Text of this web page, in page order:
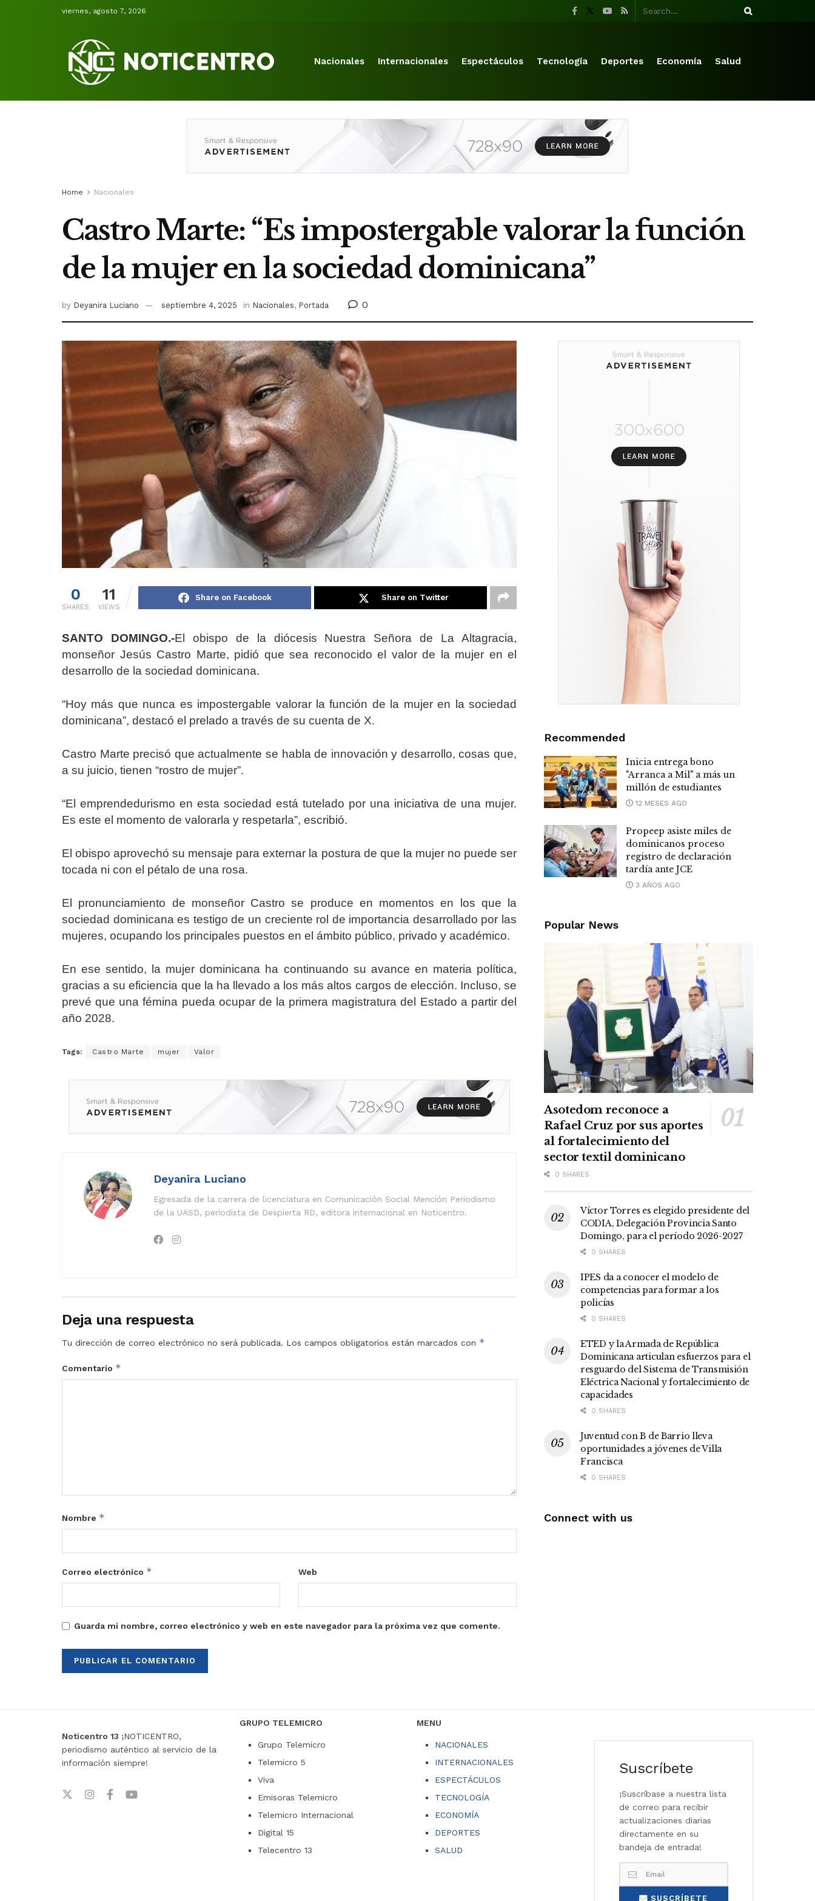
viernes, agosto 7, 2026
Nacionales Internacionales Espectáculos Tecnología Deportes Economía Salud
Home Nacionales
Castro Marte: “Es impostergable valorar la función
de la mujer en la sociedad dominicana”
by Deyanira Luciano septiembre 4, 2025 in Nacionales, Portada 0
0
SHARES
11
VIEWS
Share on Facebook Share on Twitter
SANTO DOMINGO.-El obispo de la diócesis Nuestra Señora de La Altagracia,
monseñor Jesús Castro Marte, pidió que sea reconocido el valor de la mujer en el
desarrollo de la sociedad dominicana.
“Hoy más que nunca es impostergable valorar la función de la mujer en la sociedad
dominicana”, destacó el prelado a través de su cuenta de X.
Castro Marte precisó que actualmente se habla de innovación y desarrollo, cosas que,
a su juicio, tienen “rostro de mujer”.
“El emprendedurismo en esta sociedad está tutelado por una iniciativa de una mujer.
Es este el momento de valorarla y respetarla”, escribió.
El obispo aprovechó su mensaje para externar la postura de que la mujer no puede ser
tocada ni con el pétalo de una rosa.
El pronunciamiento de monseñor Castro se produce en momentos en los que la
sociedad dominicana es testigo de un creciente rol de importancia desarrollado por las
mujeres, ocupando los principales puestos en el ámbito público, privado y académico.
En ese sentido, la mujer dominicana ha continuando su avance en materia política,
gracias a su eficiencia que la ha llevado a los más altos cargos de elección. Incluso, se
prevé que una fémina pueda ocupar de la primera magistratura del Estado a partir del
año 2028.
Tags: Castro Marte mujer Valor
Deyanira Luciano
Egresada de la carrera de licenciatura en Comunicación Social Mención Periodismo
de la UASD, periodista de Despierta RD, editora internacional en Noticentro.
Deja una respuesta
Tu dirección de correo electrónico no será publicada. Los campos obligatorios están marcados con *
Comentario *
Nombre *
Correo electrónico * Web
Guarda mi nombre, correo electrónico y web en este navegador para la próxima vez que comente.
Recommended
Inicia entrega bono
"Arranca a Mil" a más un
millón de estudiantes
12 MESES AGO
Propeep asiste miles de
dominicanos proceso
registro de declaración
tardía ante JCE
3 AÑOS AGO
Popular News
Asotedom reconoce a
Rafael Cruz por sus aportes
al fortalecimiento del
sector textil dominicano
0 SHARES
Víctor Torres es elegido presidente del
CODIA, Delegación Provincia Santo
Domingo, para el período 2026-2027
0 SHARES
IPES da a conocer el modelo de
competencias para formar a los
policías
0 SHARES
ETED y la Armada de República
Dominicana articulan esfuerzos para el
resguardo del Sistema de Transmisión
Eléctrica Nacional y fortalecimiento de
capacidades
0 SHARES
Juventud con B de Barrio lleva
oportunidades a jóvenes de Villa
Francisca
0 SHARES
Connect with us
Noticentro 13 ¡NOTICENTRO,
periodismo auténtico al servicio de la
información siempre!
GRUPO TELEMICRO
Grupo Telemicro
Telemicro 5
Viva
Emisoras Telemicro
Telemicro Internacional
Digital 15
Telecentro 13
MENU
NACIONALES
INTERNACIONALES
ESPECTÁCULOS
TECNOLOGÍA
ECONOMÍA
DEPORTES
SALUD
Suscríbete
¡Suscríbase a nuestra lista
de correo para recibir
actualizaciones diarias
directamente en su
bandeja de entrada!
SUSCRÍBETE